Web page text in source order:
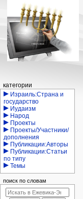
Навигация
категории
Израиль:Страна и
государство
Иудаизм
Народ
Проекты
Проекты/Участники/
дополнения
Публикации:Авторы
Публикации:Статьи
по типу
Темы
поиск по словам